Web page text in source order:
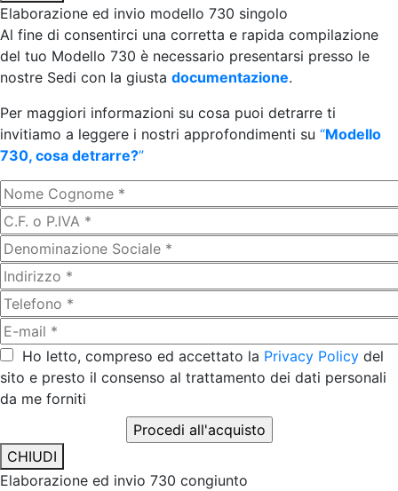
Elaborazione ed invio modello 730 singolo
Al fine di consentirci una corretta e rapida compilazione
del tuo Modello 730 è necessario presentarsi presso le
nostre Sedi con la giusta documentazione.
Per maggiori informazioni su cosa puoi detrarre ti
invitiamo a leggere i nostri approfondimenti su “Modello
730, cosa detrarre?”
Ho letto, compreso ed accettato la Privacy Policy del
sito e presto il consenso al trattamento dei dati personali
da me forniti
CHIUDI
Elaborazione ed invio 730 congiunto